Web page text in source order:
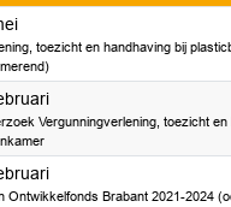
2026
toezicht en handhaving bij
2026
Vergunningverlening, toezicht
2026
Ontwikkelfonds Brabant 2021-2024